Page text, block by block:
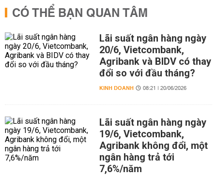
CÓ THỂ BẠN QUAN TÂM
Lãi suất ngân hàng ngày
20/6, Vietcombank,
Agribank và BIDV có thay
đổi so với đầu tháng?
KINH DOANH 08:21 | 20/06/2026
Lãi suất ngân hàng ngày
19/6, Vietcombank,
Agribank không đổi, một
ngân hàng trả tới
7,6%/năm